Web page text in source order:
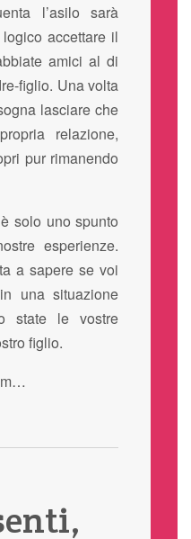
l’asilo sarà
accettare il
amici al di
figlio. Una volta
lasciare che
relazione,
pur rimanendo
solo uno spunto
esperienze.
a sapere se voi
una situazione
state le vostre
figlio.